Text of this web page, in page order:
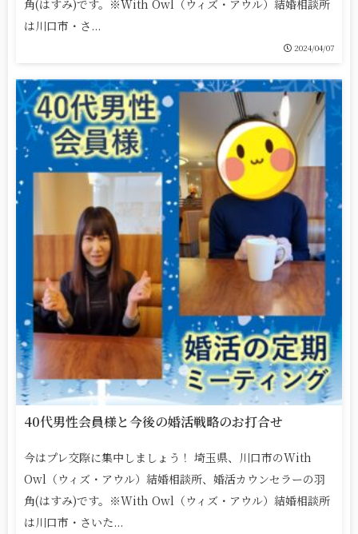
角(はすみ)です。※With Owl（ウィズ・アウル）結婚相談所
は川口市・さ...
2024/04/07
40代男性会員様と今後の婚活戦略のお打合せ
今はプレ交際に集中しましょう！ 埼玉県、川口市のWith
Owl（ウィズ・アウル）結婚相談所、婚活カウンセラーの羽
角(はすみ)です。※With Owl（ウィズ・アウル）結婚相談所
は川口市・さいた...